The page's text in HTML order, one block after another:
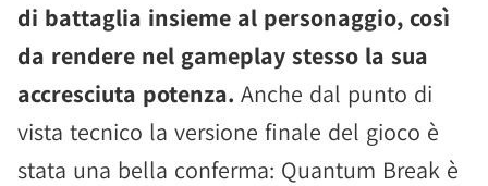
di battaglia insieme al personaggio, così
da rendere nel gameplay stesso la sua
accresciuta potenza. Anche dal punto di
vista tecnico la versione finale del gioco è
stata una bella conferma: Quantum Break è